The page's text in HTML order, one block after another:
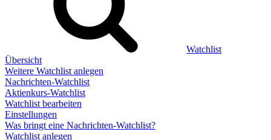
Watchlist
Übersicht
Weitere Watchlist anlegen
Nachrichten-Watchlist
Aktienkurs-Watchlist
Watchlist bearbeiten
Einstellungen
Was bringt eine Nachrichten-Watchlist?
Watchlist anlegen